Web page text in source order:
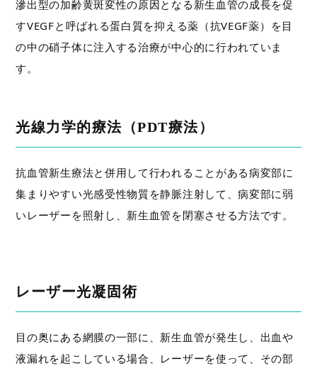
滲出型の加齢黄斑変性の原因となる新生血管の成長を促
すVEGFと呼ばれる蛋白質を抑える薬（抗VEGF薬）を目
の中の硝子体に注入する治療が中心的に行われていま
す。
光線力学的療法（PDT療法）
抗血管新生療法と併用して行われることがある病変部に
集まりやすい光感受性物質を静脈注射して、病変部に弱
いレーザーを照射し、新生血管を閉塞させる方法です。
レーザー光凝固術
目の奥にある網膜の一部に、新生血管が発生し、出血や
液漏れを起こしている場合、レーザーを使って、その部